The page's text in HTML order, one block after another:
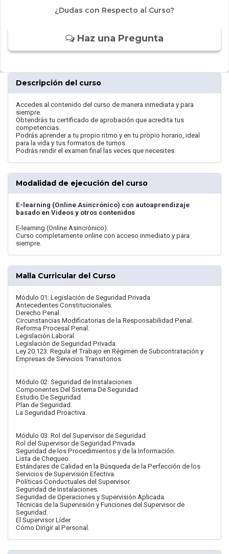
¿Dudas con Respecto al Curso?
Haz una Pregunta
Descripción del curso
Accedes al contenido del curso de manera inmediata y para
siempre.
Obtendrás tu certificado de aprobación que acredita tus
competencias.
Podrás aprender a tu propio ritmo y en tu propio horario, ideal
para la vida y tus formatos de turnos.
Podrás rendir el examen final las veces que necesites.
Modalidad de ejecución del curso
E-learning (Online Asincrónico) con autoaprendizaje
basado en Videos y otros contenidos
E-learning (Online Asincrónico).
Curso completamente online con acceso inmediato y para
siempre.
Malla Curricular del Curso
Módulo 01: Legislación de Seguridad Privada
Antecedentes Constitucionales.
Derecho Penal.
Circunstancias Modificatorias de la Responsabilidad Penal.
Reforma Procesal Penal.
Legislación Laboral.
Legislación de Seguridad Privada.
Ley 20.123: Regula el Trabajo en Régimen de Subcontratación y
Empresas de Servicios Transitorios.
Módulo 02: Seguridad de Instalaciones
Componentes Del Sistema De Seguridad
Estudio De Seguridad.
Plan de Seguridad.
La Seguridad Proactiva.
Módulo 03: Rol del Supervisor de Seguridad
Rol del Supervisor de Seguridad Privada.
Seguridad de los Procedimientos y de la Información.
Lista de Chequeo.
Estándares de Calidad en la Búsqueda de la Perfección de los
Servicios de Supervisión Efectiva.
Políticas Conductuales del Supervisor.
Seguridad de Instalaciones.
Seguridad de Operaciones y Supervisión Aplicada.
Técnicas de la Supervisión y Funciones del Supervisor de
Seguridad.
El Supervisor Líder.
Cómo Dirigir al Personal.